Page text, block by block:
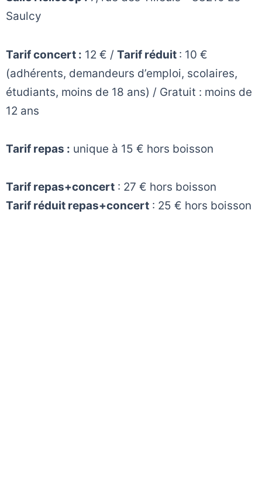
Saulcy
Tarif concert : 12 € / Tarif réduit : 10 €
(adhérents, demandeurs d’emploi, scolaires,
étudiants, moins de 18 ans) / Gratuit : moins de
12 ans
Tarif repas : unique à 15 € hors boisson
Tarif repas+concert : 27 € hors boisson
Tarif réduit repas+concert : 25 € hors boisson